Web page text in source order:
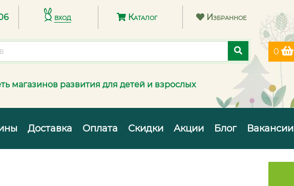
вход Каталог Избранное
0
магазинов развития для детей и взрослых
Доставка Оплата Скидки Акции Блог Вакансии